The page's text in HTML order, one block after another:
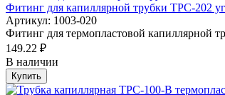
Фитинг для капиллярной трубки TPC-202
Артикул: 1003-020
Фитинг для термопластовой капиллярной
149.22 ₽
В наличии
Купить